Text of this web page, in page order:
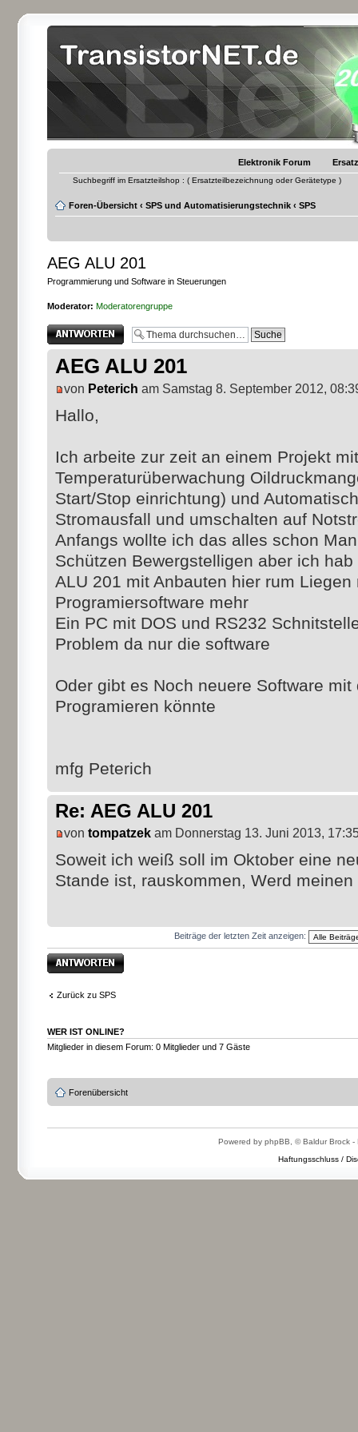
Elektronik Forum
Suchbegriff im Ersatzteilshop : ( Ersatzteilbezeichnung oder Gerätetype )
Foren-Übersicht ‹ SPS und Automatisierungstechnik ‹ SPS
AEG ALU 201
Programmierung und Software in Steuerungen
Moderator: Moderatorengruppe
Antwort erstellen
AEG ALU 201
von Peterich am Samstag 8. September 2012,
Hallo,
Ich arbeite zur zeit an einem Projekt
Temperaturüberwachung
Start/Stop einrichtung) und
Stromausfall und umschalten auf
Anfangs wollte ich das alles schon
Schützen Bewergstelligen aber ich
ALU 201 mit Anbauten hier rum
Programiersoftware mehr
Ein PC mit DOS und RS232
Problem da nur die software
Oder gibt es Noch neuere Software
Programieren könnte
mfg Peterich
Re: AEG ALU 201
von tompatzek am Donnerstag 13. Juni 2013,
Soweit ich weiß soll im Oktober eine
Stande ist, rauskommen, Werd
Beiträge der letzten Zeit anzeigen:
Antwort erstellen
Zurück zu SPS
WER IST ONLINE?
Mitglieder in diesem Forum: 0 Mitglieder und 7 Gäste
Forenübersicht
Powered by phpBB, © Baldur Brock -
Haftungsschluss /